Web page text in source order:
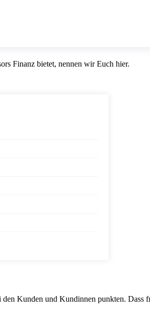
Finanz bietet, nennen wir Euch hier.
Kunden und Kundinnen punkten. Dass